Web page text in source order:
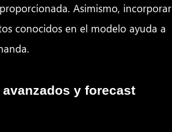
Asimismo, incorporar
conocidos en el modelo ayuda a
y forecast